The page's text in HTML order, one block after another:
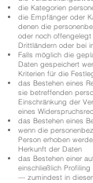
die Kategorien
die Empfänger oder
denen die
oder noch
Drittländern oder bei
Falls möglich die
Daten gespeichert
Kriterien für die
das Bestehen eines
sie betreffenden
Einschränkung der
eines
das Bestehen eines
wenn die
Person erhoben
Herkunft der Daten
das Bestehen einer
einschließlich
— zumindest in